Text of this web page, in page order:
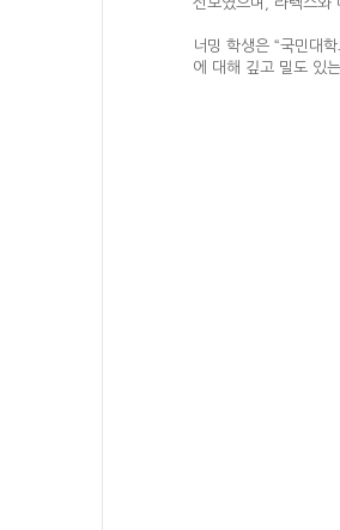
너밍 학생은 “국민대
에 대해 깊고 밀도 있